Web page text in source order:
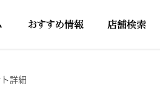
詳細